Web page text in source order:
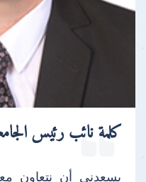
كلمة نائب رئيس
يسعدنى أن نتعاون